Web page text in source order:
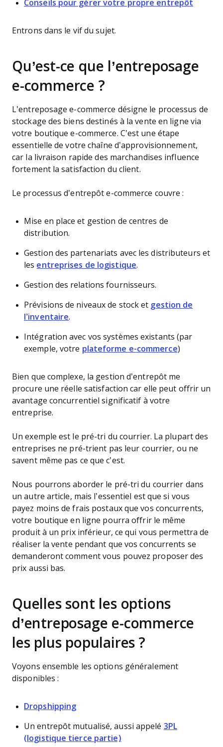
Conseils pour gérer votre propre entrepôt
Entrons dans le vif du sujet.
Qu’est-ce que l’entreposage
e-commerce ?
L’entreposage e-commerce désigne le processus de
stockage des biens destinés à la vente en ligne via
votre boutique e-commerce. C’est une étape
essentielle de votre chaîne d’approvisionnement,
car la livraison rapide des marchandises influence
fortement la satisfaction du client.
Le processus d’entrepôt e-commerce couvre :
Mise en place et gestion de centres de
distribution.
Gestion des partenariats avec les distributeurs et
les entreprises de logistique.
Gestion des relations fournisseurs.
Prévisions de niveaux de stock et gestion de
l’inventaire.
Intégration avec vos systèmes existants (par
exemple, votre plateforme e-commerce)
Bien que complexe, la gestion d’entrepôt me
procure une réelle satisfaction car elle peut offrir un
avantage concurrentiel significatif à votre
entreprise.
Un exemple est le pré-tri du courrier. La plupart des
entreprises ne pré-trient pas leur courrier, ou ne
savent même pas ce que c’est.
Nous pourrons aborder le pré-tri du courrier dans
un autre article, mais l’essentiel est que si vous
payez moins de frais postaux que vos concurrents,
votre boutique en ligne pourra offrir le même
produit à un prix inférieur, ce qui vous permettra de
réaliser la vente pendant que vos concurrents se
demanderont comment vous pouvez proposer des
prix aussi bas.
Quelles sont les options
d’entreposage e-commerce
les plus populaires ?
Voyons ensemble les options généralement
disponibles :
Dropshipping
Un entrepôt mutualisé, aussi appelé 3PL
(logistique tierce partie)